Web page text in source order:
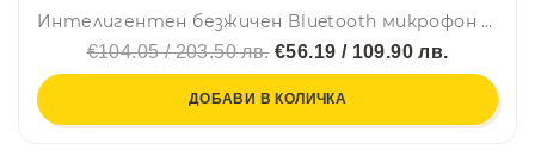
Интелигентен безжичен Bluetooth микрофон SX860 - предавател и приемник, BLACK, for iPhone, BF22
€104.05 / 203.50 лв.€56.19 / 109.90 лв.
ДОБАВИ В КОЛИЧКА